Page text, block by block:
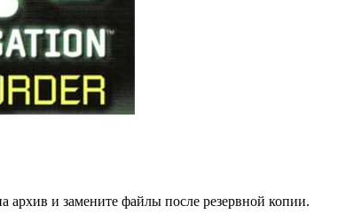
архив и замените файлы после резервной копии.